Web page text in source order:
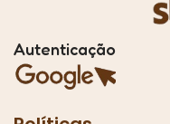
Autenticação